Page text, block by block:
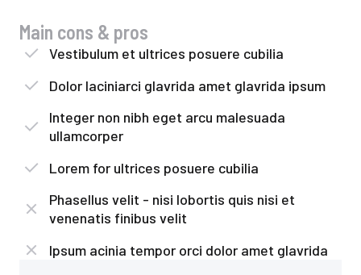
Main cons & pros
Vestibulum et ultrices posuere cubilia
Dolor laciniarci glavrida amet glavrida ipsum
Integer non nibh eget arcu malesuada
ullamcorper
Lorem for ultrices posuere cubilia
Phasellus velit - nisi lobortis quis nisi et
venenatis finibus velit
Ipsum acinia tempor orci dolor amet glavrida